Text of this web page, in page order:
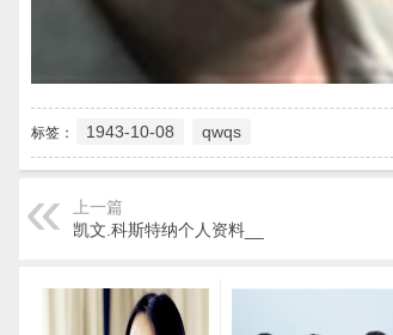
标签： 1943-10-08 qwqs
上一篇
凯文.科斯特纳个人资料__